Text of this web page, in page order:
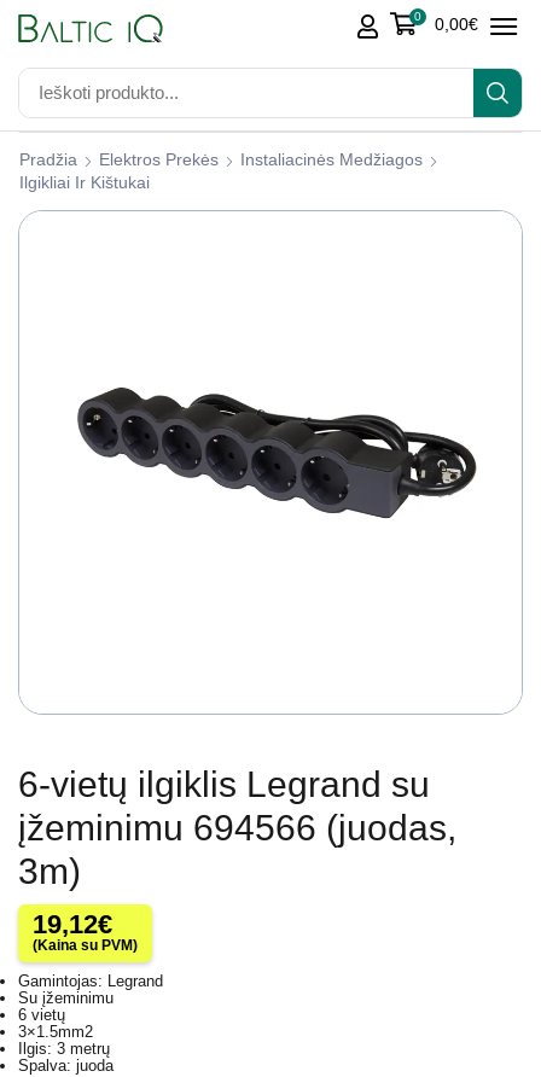
0 0,00€
Pradžia Elektros Prekės
Instaliacinės Medžiagos
Ilgikliai Ir Kištukai
6-vietų ilgiklis Legrand su
įžeminimu 694566 (juodas,
3m)
19,12€
(Kaina su PVM)
Gamintojas: Legrand
Su įžeminimu
6 vietų
3×1.5mm2
Ilgis: 3 metrų
Spalva: juoda